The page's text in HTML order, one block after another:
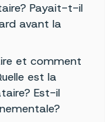
Payait-t-il
avant la
et comment
est la
Est-il